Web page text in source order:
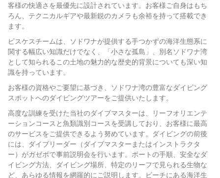
客様の快適さを最優先に設計されています。お客様ご自身はもち
ろん、テクニカルギアや最新鋭のカメラも余裕を持って搭載でき
ます。
ピスケスチームは、ソドワナが提供する手つかずの海洋生態系に
関する幅広い知識だけでなく、「小さな孤島」、別名ソドワナ湾
として知られるこの土地の魅力的な歴史的背景についても深い知
識を持っています。
お客様の資格やご要望に基づき、ソドワナ湾の豊富なダイビング
スポットへのダイビングツアーをご提供いたします。
高度な訓練を受けた当社のダイブマスターは、リーフオリエンテ
ーションコースと魚類識別コースを受講しており、お客様に最高
のサービスをご提供できるよう努めています。ダイビングの前後
には、ダイブリーダー（ダイブマスターまたはインストラクタ
ー）がガゼボで事前説明会を行います。ボートの手順、安全なダ
イビング方法、ダイビング場所、特定のリーフで見られる生物な
ど、あらゆる情報を網羅的にご説明します。ビーチにある海洋生